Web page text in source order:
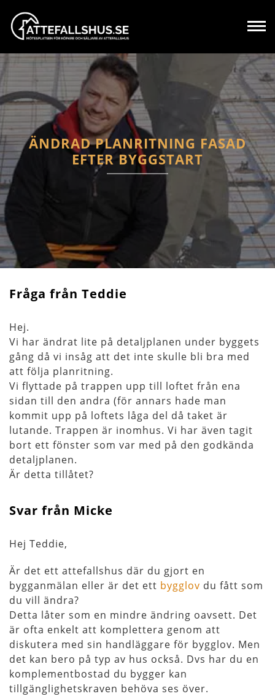
ÄNDRAD PLANRITNING FASAD
EFTER BYGGSTART
Fråga från Teddie
Hej.
Vi har ändrat lite på detaljplanen under byggets
gång då vi insåg att det inte skulle bli bra med
att följa planritning.
Vi flyttade på trappen upp till loftet från ena
sidan till den andra (för annars hade man
kommit upp på loftets låga del då taket är
lutande. Trappen är inomhus. Vi har även tagit
bort ett fönster som var med på den godkända
detaljplanen.
Är detta tillåtet?
Svar från Micke
Hej Teddie,
Är det ett attefallshus där du gjort en
bygganmälan eller är det ett bygglov du fått som
du vill ändra?
Detta låter som en mindre ändring oavsett. Det
är ofta enkelt att komplettera genom att
diskutera med sin handläggare för bygglov. Men
det kan bero på typ av hus också. Dvs har du en
komplementbostad du bygger kan
tillgänglighetskraven behöva ses över.